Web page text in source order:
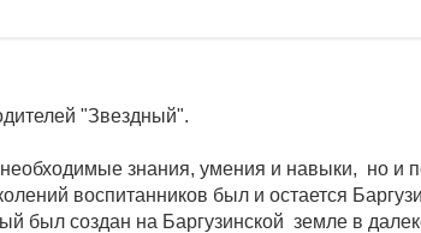
"Звездный".
знания, умения и навыки, но и
воспитанников был и остается
был создан на Баргузинской земле в